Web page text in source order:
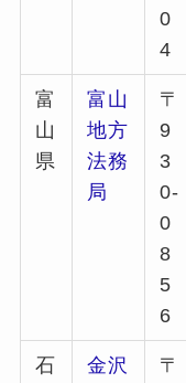
0
4
富
山
県
富山
地方
法務
局
〒
9
3
0-
0
8
5
6
石
金沢
〒